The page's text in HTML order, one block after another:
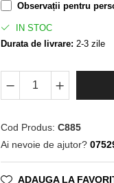
Observații pentru
IN STOC
Durata de livrare: 2-3 zile
Cod Produs: C885
Ai nevoie de ajutor?
ADAUGA LA